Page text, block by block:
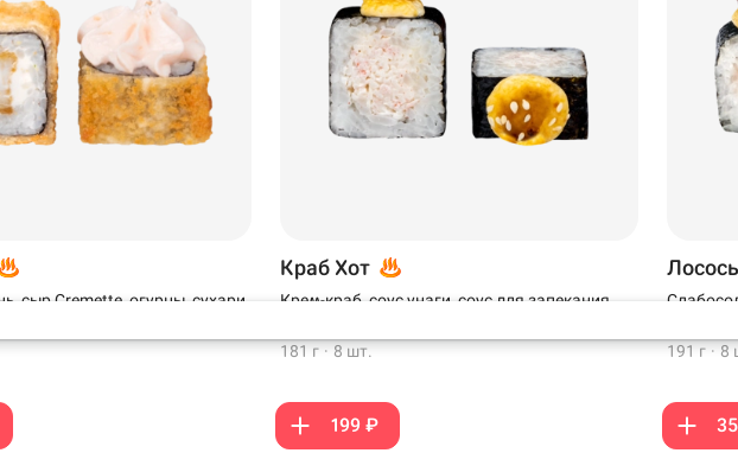
сыр Cremette, огурцы, сухари
Краб Хот
Крем-краб, соус унаги, соус для запекания,
181 г · 8 шт.
199 ₽
соус
191 г · 8
Стерлитамак
Самовывоз